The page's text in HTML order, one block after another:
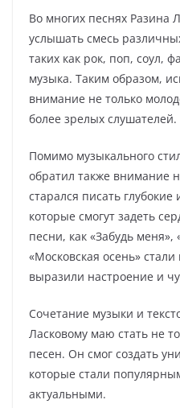
Во многих песнях Разина
услышать смесь
таких как рок, поп, соул,
музыка. Таким образом,
внимание не только
более зрелых слушателей.
Помимо музыкального
обратил также внимание
старался писать
которые смогут задеть
песни, как «Забудь
«Московская осень»
выразили настроение и
Сочетание музыки и
Ласковому маю стать не
песен. Он смог создать
которые стали
актуальными.